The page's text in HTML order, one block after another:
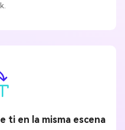
ti en la misma escena